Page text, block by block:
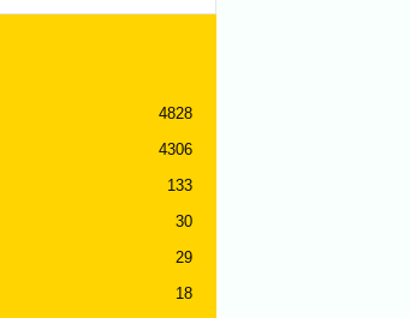
4828
4306
133
30
29
18